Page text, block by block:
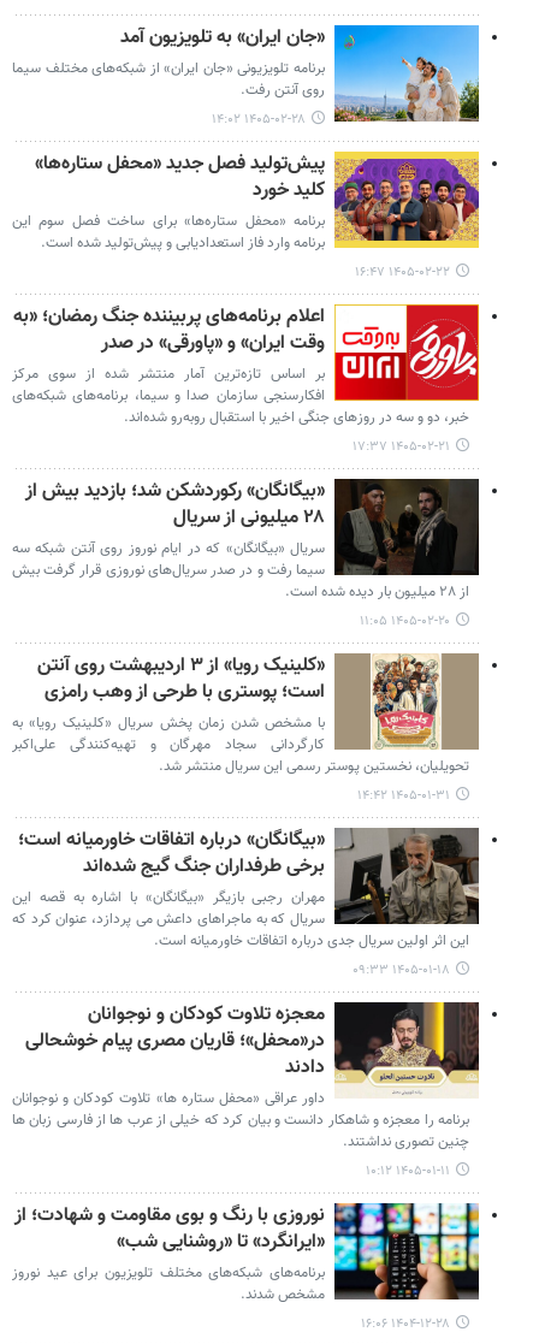
«جان ایران» به تلویزیون آمد
برنامه تلویزیونی «جان ایران» از شبکه‌های مختلف سیما
روی آنتن رفت.
۱۴۰۵-۰۲-۲۸ ۱۴:۰۲
پیش‌تولید فصل جدید «محفل ستاره‌ها»
کلید خورد
برنامه «محفل ستاره‌ها» برای ساخت فصل سوم این
برنامه وارد فاز استعدادیابی و پیش‌تولید شده است.
۱۴۰۵-۰۲-۲۲ ۱۶:۴۷
اعلام برنامه‌های پربیننده جنگ رمضان؛ «به
وقت ایران» و «پاورقی» در صدر
بر اساس تازه‌ترین آمار منتشر شده از سوی مرکز
افکارسنجی سازمان صدا و سیما، برنامه‌های شبکه‌های
خبر، دو و سه در روزهای جنگی اخیر با استقبال روبه‌رو شده‌اند.
۱۴۰۵-۰۲-۲۱ ۱۷:۳۷
«بیگانگان» رکوردشکن شد؛ بازدید بیش از
۲۸ میلیونی از سریال
سریال «بیگانگان» که در ایام نوروز روی آنتن شبکه سه
سیما رفت و در صدر سریال‌های نوروزی قرار گرفت بیش
از ۲۸ میلیون بار دیده شده است.
۱۴۰۵-۰۲-۲۰ ۱۱:۰۵
«کلینیک رویا» از ۳ اردیبهشت روی آنتن
است؛ پوستری با طرحی از وهب رامزی
با مشخص شدن زمان پخش سریال «کلینیک رویا» به
کارگردانی سجاد مهرگان و تهیه‌کنندگی علی‌اکبر
تحویلیان، نخستین پوستر رسمی این سریال منتشر شد.
۱۴۰۵-۰۱-۳۱ ۱۴:۴۲
«بیگانگان» درباره اتفاقات خاورمیانه است؛
برخی طرفداران جنگ گیج شده‌اند
مهران رجبی بازیگر «بیگانگان» با اشاره به قصه این
سریال که به ماجراهای داعش می پردازد، عنوان کرد که
این اثر اولین سریال جدی درباره اتفاقات خاورمیانه است.
۱۴۰۵-۰۱-۱۸ ۰۹:۳۳
معجزه تلاوت کودکان و نوجوانان
در«محفل»؛ قاریان مصری پیام خوشحالی
دادند
داور عراقی «محفل ستاره ها» تلاوت کودکان و نوجوانان
برنامه را معجزه و شاهکار دانست و بیان کرد که خیلی از عرب ها از فارسی زبان ها
چنین تصوری نداشتند.
۱۴۰۵-۰۱-۱۱ ۱۰:۱۲
نوروزی با رنگ و بوی مقاومت و شهادت؛ از
«ایرانگرد» تا «روشنایی شب»
برنامه‌های شبکه‌های مختلف تلویزیون برای عید نوروز
مشخص شدند.
۱۴۰۴-۱۲-۲۸ ۱۶:۰۶